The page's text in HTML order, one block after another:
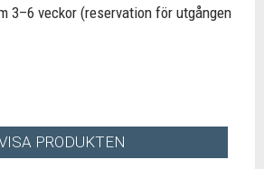
3–6 veckor (reservation för utgången
PRODUKTEN